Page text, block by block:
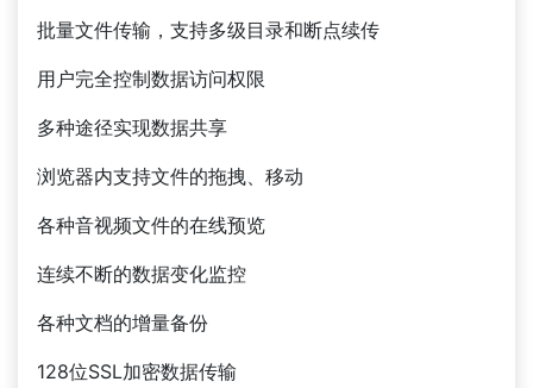
批量文件传输，支持多级目录和断点续传
用户完全控制数据访问权限
多种途径实现数据共享
浏览器内支持文件的拖拽、移动
各种音视频文件的在线预览
连续不断的数据变化监控
各种文档的增量备份
128位SSL加密数据传输